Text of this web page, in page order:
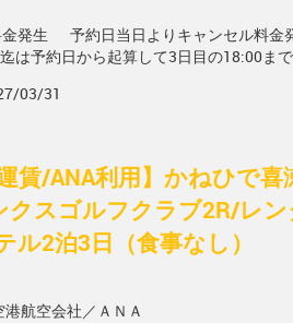
発生
予約日当日よりキャンセル料金
は予約日から起算して3日目の18:00ま
03/31
賃/ANA利用】かねひで
クスゴルフクラブ2R/レ
2泊3日（食事なし）
港航空会社／ＡＮＡ